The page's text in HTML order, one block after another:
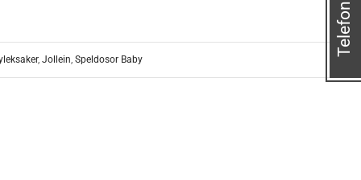
, Jollein, Speldosor Baby
Telefon